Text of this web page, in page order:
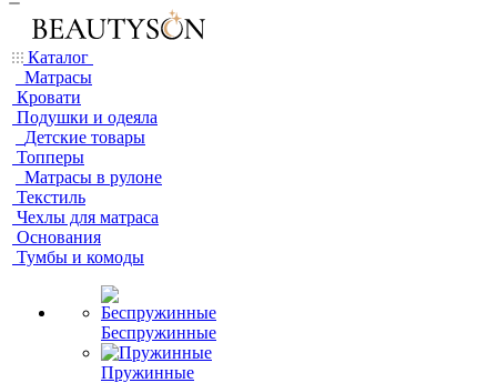
Каталог
Матрасы
Кровати
Подушки и одеяла
Детские товары
Топперы
Матрасы в рулоне
Текстиль
Чехлы для матраса
Основания
Тумбы и комоды
Беспружинные
Пружинные